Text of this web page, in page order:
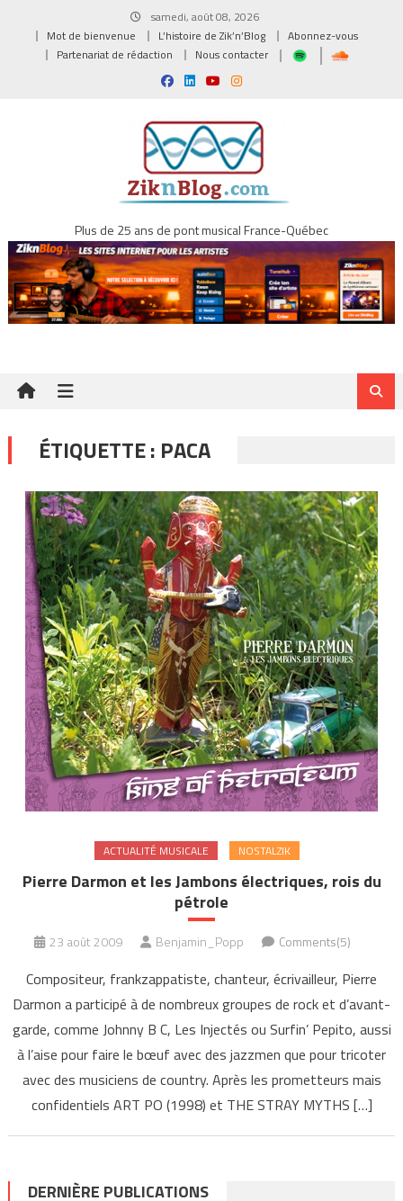
samedi, août 08, 2026
Mot de bienvenue
L’histoire de Zik’n’Blog
Abonnez-vous
Partenariat de rédaction
Nous contacter
Plus de 25 ans de pont musical France-Québec
ÉTIQUETTE : PACA
ACTUALITÉ MUSICALE NOSTALZIK
Pierre Darmon et les Jambons électriques, rois du
pétrole
23 août 2009 Benjamin_Popp Comments(5)
Compositeur, frankzappatiste, chanteur, écrivailleur, Pierre
Darmon a participé à de nombreux groupes de rock et d’avant-
garde, comme Johnny B C, Les Injectés ou Surfin’ Pepito, aussi
à l’aise pour faire le bœuf avec des jazzmen que pour tricoter
avec des musiciens de country. Après les prometteurs mais
confidentiels ART PO (1998) et THE STRAY MYTHS […]
DERNIÈRE PUBLICATIONS